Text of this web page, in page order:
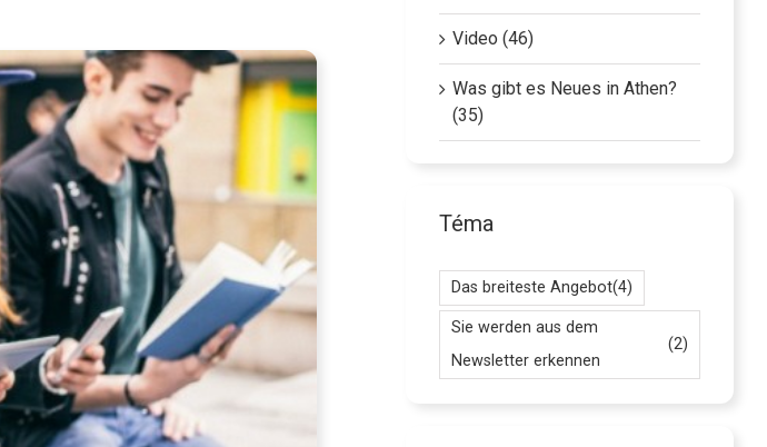
Video (46)
Was gibt es Neues in Athen?
(35)
Téma
Das breiteste Angebot(4)
Sie werden aus dem
Newsletter erkennen
(2)